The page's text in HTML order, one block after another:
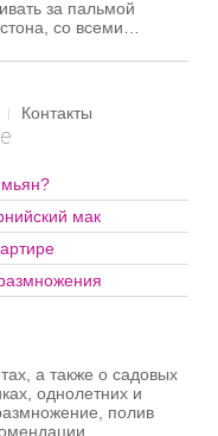
за пальмой
со всеми
условий
и прочее, но по
Итак, поехали.
пальмы
и Новая Гвинея.
и в Южной
Контакты
мак
а также о садовых
однолетних и
полив